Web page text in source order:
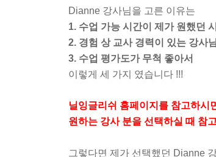
Dianne 강사님을 고른 이유는
1. 수업 가능 시간이 제가 원했던
2. 경험 상 교사 경력이 있는 강사
3. 수업 평가도가 무척 좋아서
이렇게 세 가지 였습니다 !!!
닐잉글리쉬 홈페이지를 참고하시
원하는 강사 분을 선택하실 때 참
그렇다면 제가 선택했던 Dianne